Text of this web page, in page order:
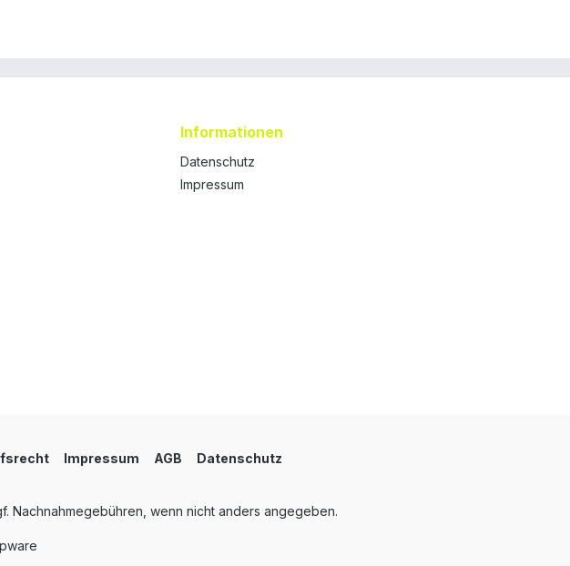
Informationen
Datenschutz
Impressum
Impressum AGB Datenschutz
Nachnahmegebühren, wenn nicht anders angegeben.